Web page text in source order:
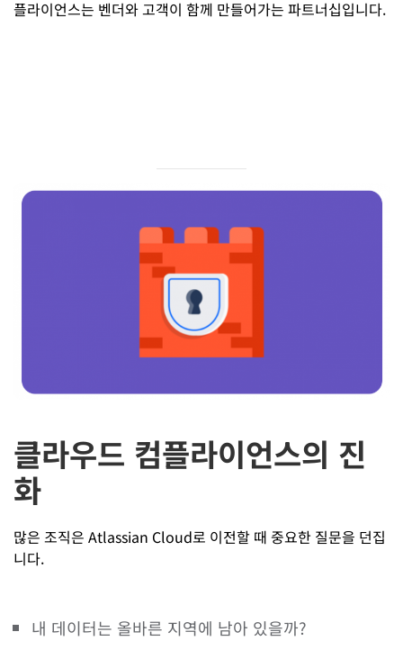
플라이언스는 벤더와 고객이 함께 만들어가는 파트너십입니다.
클라우드 컴플라이언스의 진
화
많은 조직은 Atlassian Cloud로 이전할 때 중요한 질문을 던집
니다.
내 데이터는 올바른 지역에 남아 있을까?